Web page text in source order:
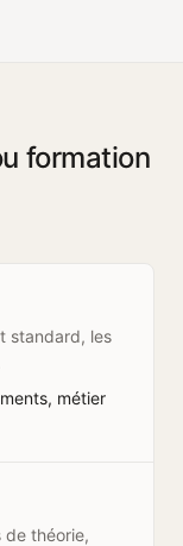
formation
standard, les
métier
de théorie,